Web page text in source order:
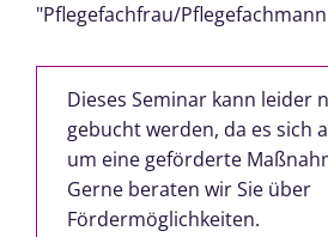
"Pflegefachfrau/
Dieses Seminar kann leider
gebucht werden, da es sich
um eine geförderte
Gerne beraten wir Sie über
Fördermöglichkeiten.